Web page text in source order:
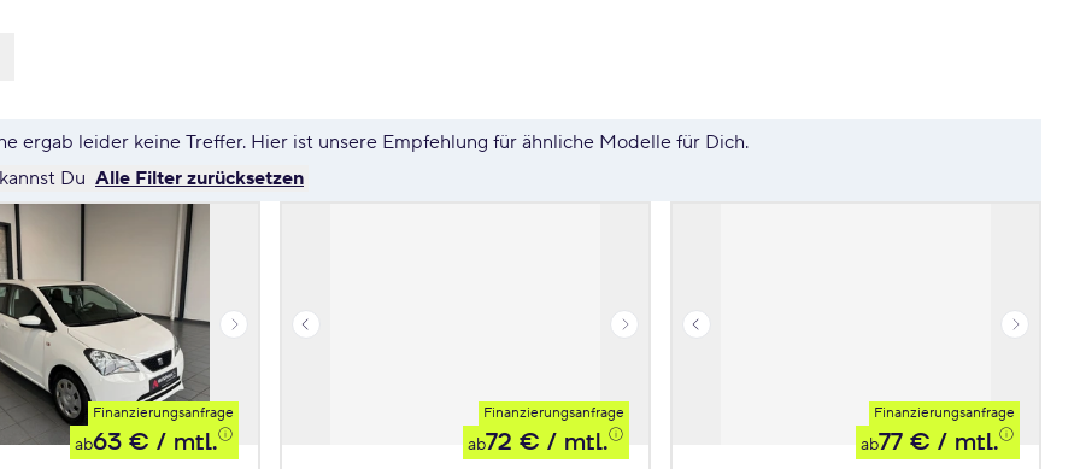
ergab leider keine Treffer. Hier ist unsere Empfehlung für ähnliche Modelle für Dich.
Du Alle Filter zurücksetzen
Finanzierungsanfrage
ab63 € / mtl.
Finanzierungsanfrage
ab72 € / mtl.
Finanzierungsanfrage
ab77 € / mtl.